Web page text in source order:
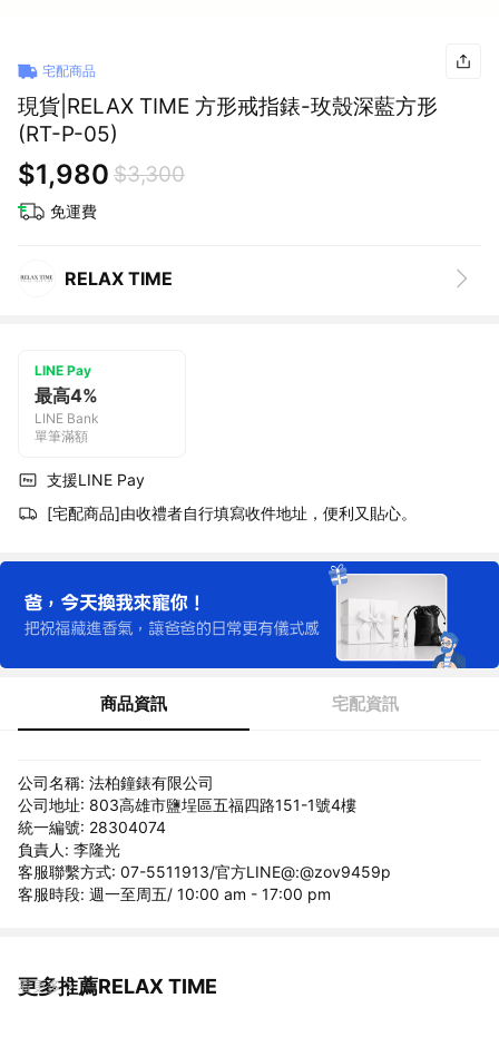
宅配商品
現貨|RELAX TIME 方形戒指錶-玫殼深藍方形
(RT-P-05)
$1,980 $3,300
免運費
RELAX TIME
LINE Pay
最高4%
LINE Bank
單筆滿額
支援LINE Pay
[宅配商品]由收禮者自行填寫收件地址，便利又貼心。
商品資訊 宅配資訊
公司名稱: 法柏鐘錶有限公司
公司地址: 803高雄市鹽埕區五福四路151-1號4樓
統一編號: 28304074
負責人: 李隆光
客服聯繫方式: 07-5511913/官方LINE@:@zov9459p
客服時段: 週一至周五/ 10:00 am - 17:00 pm
更多推薦RELAX TIME
看更多